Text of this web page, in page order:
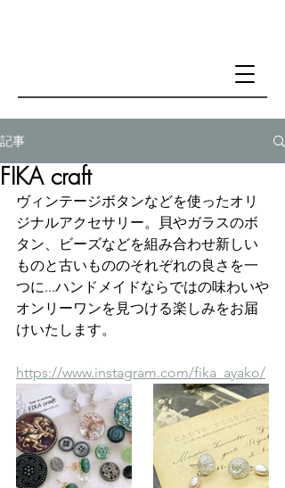
記事
FIKA craft
ヴィンテージボタンなどを使ったオリ
ジナルアクセサリー。貝やガラスのボ
タン、ビーズなどを組み合わせ新しい
ものと古いもののそれぞれの良さを一
つに...ハンドメイドならではの味わいや
オンリーワンを見つける楽しみをお届
けいたします。
https://www.instagram.com/fika_ayako/